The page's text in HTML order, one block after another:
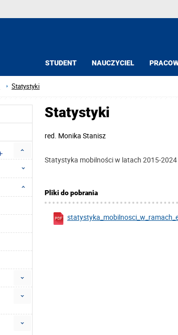
STUDENT NAUCZYCIEL
Statystyki
Statystyki
red. Monika Stanisz
Statystyka mobilności w latach 2015-2024
Pliki do pobrania